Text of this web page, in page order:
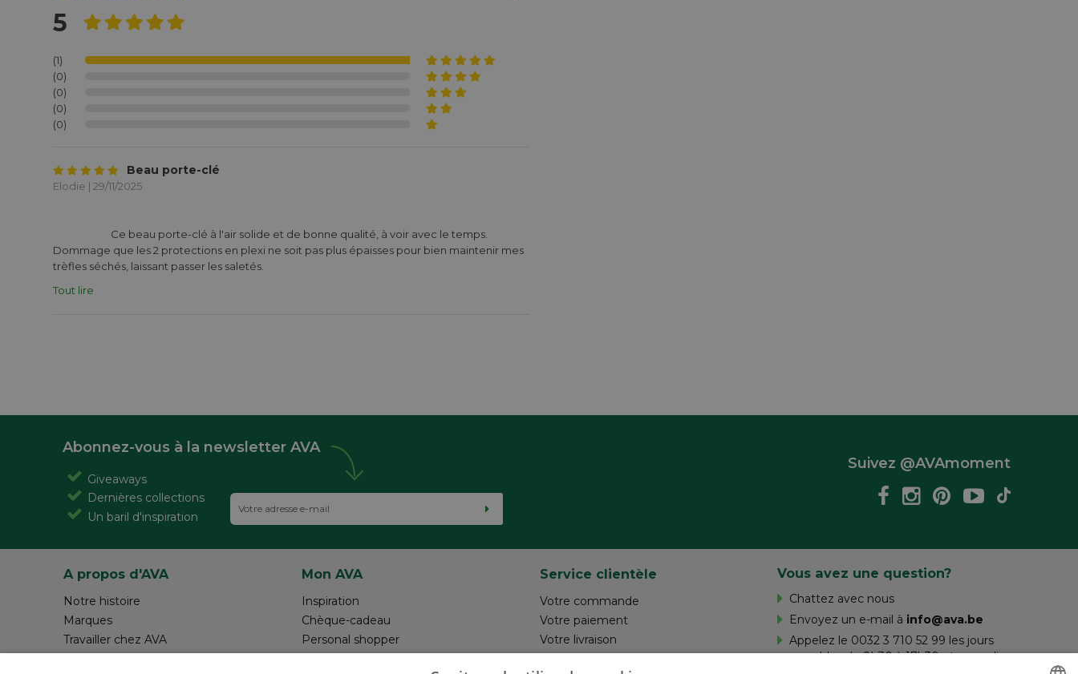
5
(1)
(0)
(0)
(0)
(0)
Beau porte-clé
Elodie | 29/11/2025
Dommage que les 2 protections en plexi ne soit pas plus épaisses pour bien maintenir mes
trèfles séchés, laissant passer les saletés.
a une devant et une derrière.
Tout lire
Abonnez-vous à la newsletter AVA
Giveaways
Dernières collections
Un baril d'inspiration
Suivez @AVAmoment
A propos d'AVA
Notre histoire
Marques
Travailler chez AVA
Mon AVA
Inspiration
Chèque-cadeau
Personal shopper
Service clientèle
Votre commande
Votre paiement
Votre livraison
Vous avez une question?
Chattez avec nous
Envoyez un e-mail à info@ava.be
Appelez le 0032 3 710 52 99 les jours
ouvrables de 8h30 à 17h30 et samedi